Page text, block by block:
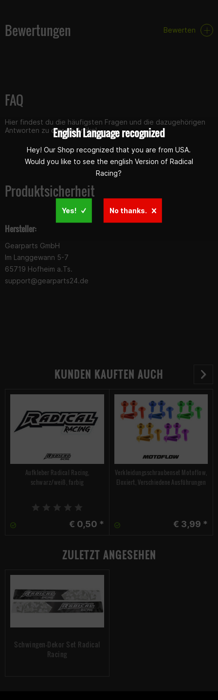
Bewertungen Bewerten
FAQ
Hier findest du die häufigsten Fragen und die dazugehörigen
Antworten zu diesem Artikel.
Produktsicherheit
Hersteller:
Gearparts GmbH
Im Langgewann 5-7
65719 Hofheim a.Ts.
support@gearparts24.de
KUNDEN KAUFTEN AUCH
Aufkleber Radical Racing,
schwarz/weiß, farbig
€ 0,50 *
Verkleidungsschraubenset Motoflow,
Eloxiert, Verschiedene Ausführungen
€ 3,99 *
ZULETZT ANGESEHEN
Schwingen-Dekor Set Radical
Racing
English Language recognized
Hey! Our Shop recognized that you are from USA.
Would you like to see the english Version of Radical
Racing?
Yes! No thanks.